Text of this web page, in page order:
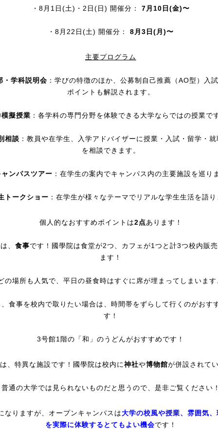
・8月1日(土)・2日(日) 開催分： 7月10日(金)〜
・8月22日(土) 開催分： 8月3日(月)〜
主要プログラム
・学科説明会 ：学びの特徴のほか、公募制自己推薦（AO型）入
ポイントも解説されます。
模擬授業 ：各学科の専門分野を体験できる大学ならではの授業で
相談 ：教員や在学生、入学アドバイザーに授業・入試・留学・
を相談できます。
ンパスツアー ：在学生の案内でキャンパス内の主要施設を巡り
トークショー ：在学生が様々なテーマでリアルな学生生活を語
個人的なおすすめポイントは2点あります！
、 食事です！國學院は食堂が2つ、カフェが1つと計3つ校内販
ます！
の場所も人気で、平日の昼食時はすぐに席が埋まってしまいま
食事を校内で取りたい場合は、時間帯をずらして行くのがおす
す！
3号館1階の「和」のうどんがおすすめです！
、特異な施設です！國學院は校内に神社や博物館が併設されて
普通の大学では見られないものだと思うので、是非ご覧ください
なりますが、オープンキャンパスは大学の校風や授業、雰囲気
を実際に体験するとてもよい機会です！